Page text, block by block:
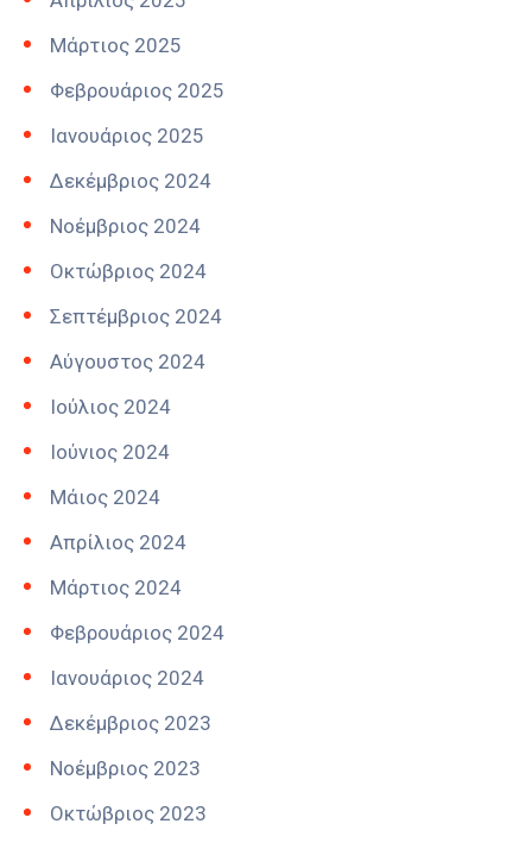
Μάρτιος 2025
Φεβρουάριος 2025
Ιανουάριος 2025
Δεκέμβριος 2024
Νοέμβριος 2024
Οκτώβριος 2024
Σεπτέμβριος 2024
Αύγουστος 2024
Ιούλιος 2024
Ιούνιος 2024
Μάιος 2024
Απρίλιος 2024
Μάρτιος 2024
Φεβρουάριος 2024
Ιανουάριος 2024
Δεκέμβριος 2023
Νοέμβριος 2023
Οκτώβριος 2023